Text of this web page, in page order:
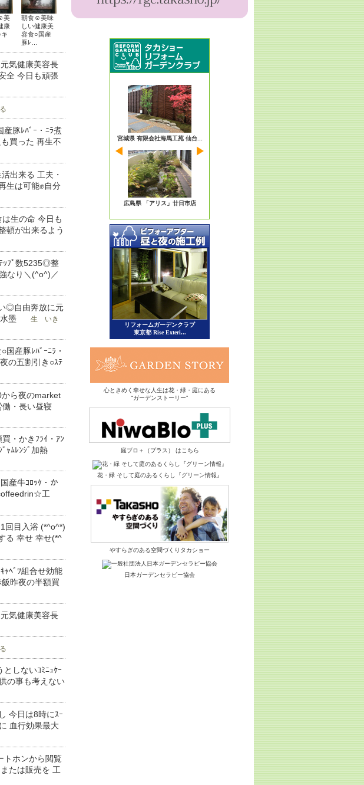
美
康
朝食☺美味
しい健康美
容食○国産
豚ﾚ…
気健康美容長
全 今日も頑張
豚ﾚﾊﾞｰ・ﾆﾗ煮
買った 再生不
出来る 工夫・
生は可能✊自分
生の命 今日も
頓が出来るよう
ｯﾌﾟ数5235◎整
なり＼(^o^)／
◎自由奔放に元
墨 生 いき
産豚ﾚﾊﾞｰﾆﾗ・
の五割引き○ｽﾃ
ら夜のmarket
・長い昼寝
・かきﾌﾗｲ・ｱﾝ
ｬﾑﾚﾝｼﾞ加熱
産牛ｺﾛｯｹ・か
工
回目入浴 (*^o^*)
る 幸せ 幸せ(*^
ｬﾍﾞﾂ組合せ効能
昨夜の半額買
気健康美容長
しないｺﾐﾆｭｹｰ
の事も考えない
今日は8時にｽｰ
血行効果最大
トホンから閲覧
たは販売を 工
心ときめく幸せな人生は花・緑・庭にある
“ガーデンストーリー”
庭ブロ＋（プラス） はこちら
花・緑 そして庭のあるくらし『グリーン情報』
やすらぎのある空間づくりタカショー
日本ガーデンセラピー協会